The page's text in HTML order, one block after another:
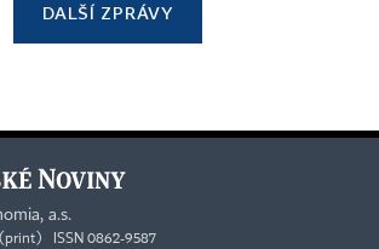
DALŠÍ ZPRÁVY
a.s.
(print) ISSN 0862-9587